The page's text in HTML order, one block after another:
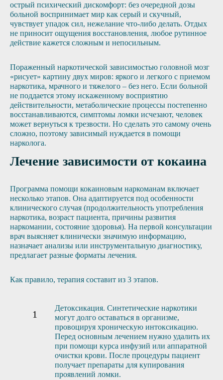
острый психический дискомфорт: без очередной дозы
больной воспринимает мир как серый и скучный,
чувствует упадок сил, нежелание что-либо делать. Отдых
не приносит ощущения восстановления, любое рутинное
действие кажется сложным и непосильным.
Пораженный наркотической зависимостью головной мозг
«рисует» картину двух миров: яркого и легкого с приемом
наркотика, мрачного и тяжелого – без него. Если больной
не поддается этому искаженному восприятию
действительности, метаболические процессы постепенно
восстанавливаются, симптомы ломки исчезают, человек
может вернуться к трезвости. Но сделать это самому очень
сложно, поэтому зависимый нуждается в помощи
нарколога.
Лечение зависимости от кокаина
Программа помощи кокаиновым наркоманам включает
несколько этапов. Она адаптируется под особенности
клинического случая (продолжительность употребления
наркотика, возраст пациента, причины развития
наркомании, состояние здоровья). На первой консультации
врач выясняет клинически значимую информацию,
назначает анализы или инструментальную диагностику,
предлагает разные форматы лечения.
Как правило, терапия составит из 3 этапов.
Детоксикация. Синтетические наркотики
могут долго оставаться в организме,
провоцируя хроническую интоксикацию.
Перед основным лечением нужно удалить их
при помощи курса инфузий или аппаратной
очистки крови. После процедуры пациент
получает препараты для купирования
проявлений ломки.